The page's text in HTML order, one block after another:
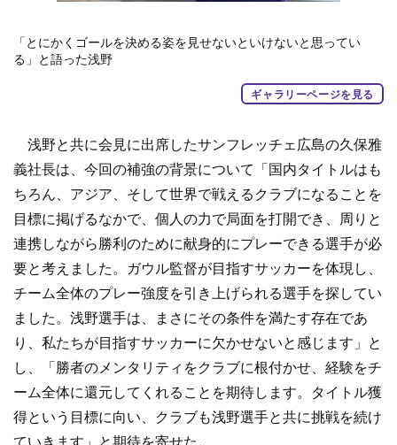
「とにかくゴールを決める姿を見せないといけないと思ってい
る」と語った浅野
ギャラリーページを見る
浅野と共に会見に出席したサンフレッチェ広島の久保雅
義社長は、今回の補強の背景について「国内タイトルはも
ちろん、アジア、そして世界で戦えるクラブになることを
目標に掲げるなかで、個人の力で局面を打開でき、周りと
連携しながら勝利のために献身的にプレーできる選手が必
要と考えました。ガウル監督が目指すサッカーを体現し、
チーム全体のプレー強度を引き上げられる選手を探してい
ました。浅野選手は、まさにその条件を満たす存在であ
り、私たちが目指すサッカーに欠かせないと感じます」と
し、「勝者のメンタリティをクラブに根付かせ、経験をチ
ーム全体に還元してくれることを期待します。タイトル獲
得という目標に向い、クラブも浅野選手と共に挑戦を続け